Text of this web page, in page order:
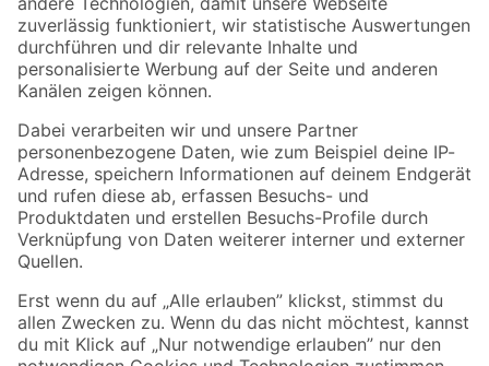
Zur Newsletter Anmeldung
Folge uns
Zahlungsarten Versandarten
Sicher einkaufen
Jetzt die toom-App herunterladen